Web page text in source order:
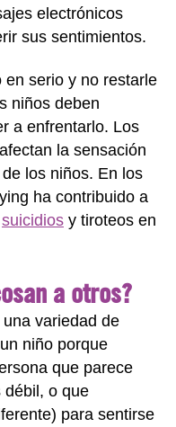
electrónicos
sus sentimientos.
en serio y no restarle
niños deben
a enfrentarlo. Los
la sensación
los niños. En los
ha contribuido a
suicidios y tiroteos en
a otros?
variedad de
niño porque
que parece
débil, o que
para sentirse